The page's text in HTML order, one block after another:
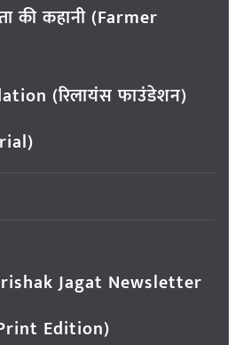
की कहानी (Farmer
(रिलायंस फाउंडेशन)
Jagat Newsletter
Edition)